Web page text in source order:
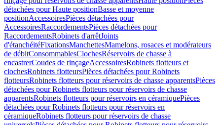
détachées pour Haute positionBasse et moyenne
positionAccessoiresPièces détachées pour
AccessoiresRaccordementsPièces détachées pour
RaccordementsRobinets d'arrêtJoints
d'étanchéitéFixationsManchettesMamelons, rosaces et modérateurs
de débitConsommablesClochesRéservoirs de chasse à
encastrerCoudes de rinçageAccessoiresRobinets flotteurs et
clochesRobinets flotteursPièces détachées pour Robinets
flotteursRobinets flotteurs pour réservoirs de chasse apparentsPièces
détachées pour Robinets flotteurs pour réservoirs de chasse
apparentsRobinets flotteurs pour réservoirs en céramiquePièces
détachées pour Robinets flotteurs pour réservoirs en
céramiqueRobinets flotteurs pour réservoirs de chasse